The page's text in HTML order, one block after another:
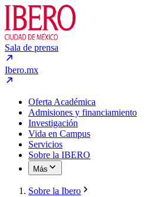
Sala de prensa
Ibero.mx
Oferta Académica
Admisiones y financiamiento
Investigación
Vida en Campus
Servicios
Sobre la IBERO
Más
Sobre la Ibero